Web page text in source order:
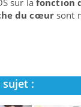
du cœursont
sujet :